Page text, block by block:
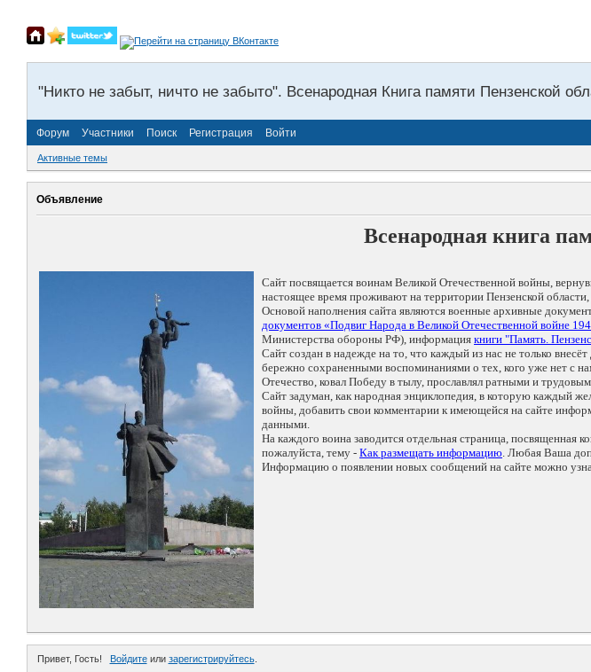
"Никто не забыт, ничто не забыто". Всенародная Книга памяти Пензенской
Форум Участники Поиск Регистрация Войти
Активные темы
Объявление
Всенародная книга
Сайт посвящается воинам Великой Отечественной войны,
настоящее время проживают на территории Пензенской
Основой наполнения сайта являются военные архивные
документов «Подвиг Народа в Великой Отечественной войне
Министерства обороны РФ), информация книги "Память.
Сайт создан в надежде на то, что каждый из нас не только
бережно сохраненными воспоминаниями о тех, кого уже нет с
Отечество, ковал Победу в тылу, прославлял ратными и
Сайт задуман, как народная энциклопедия, в которую каждый
войны, добавить свои комментарии к имеющейся на сайте
данными.
На каждого воина заводится отдельная страница,
пожалуйста, тему - Как размещать информацию. Любая Ваша
Информацию о появлении новых сообщений на сайте можно
Привет, Гость! Войдитеили зарегистрируйтесь.